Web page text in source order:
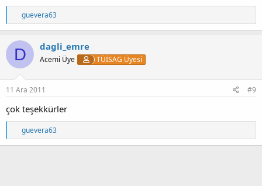
T
e
p
k
i
l
e
r
:
guevera63
D dagli_emre
Acemi Üye TÜİSAG Üyesi
11 Ara 2011 #9
çok teşekkürler
T
e
p
guevera63